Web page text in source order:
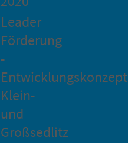
Leader
Förderung
-
Entwicklungskonzept
Klein-
und
Großsedlitz